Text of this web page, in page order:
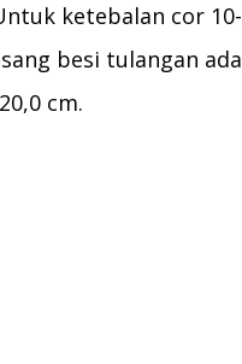
ketebalan cor
besi tulangan
cm.